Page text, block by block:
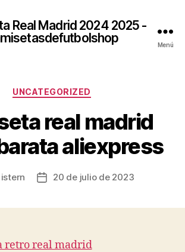
Real Madrid 2024 2025 -
Menú
Categorías
UNCATEGORIZED
real madrid
aliexpress
istern
Fecha20 de julio de 2023